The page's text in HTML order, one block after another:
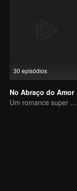
30 episódios
No Abraço do Amor
Um romance super doce de irmã e cachorro, com um amor forçado e encantador